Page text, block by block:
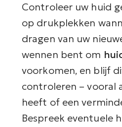
Controleer uw huid
op drukplekken
dragen van uw
wennen bent om
voorkomen, en blijf
controleren – vooral
heeft of een
Bespreek eventuele